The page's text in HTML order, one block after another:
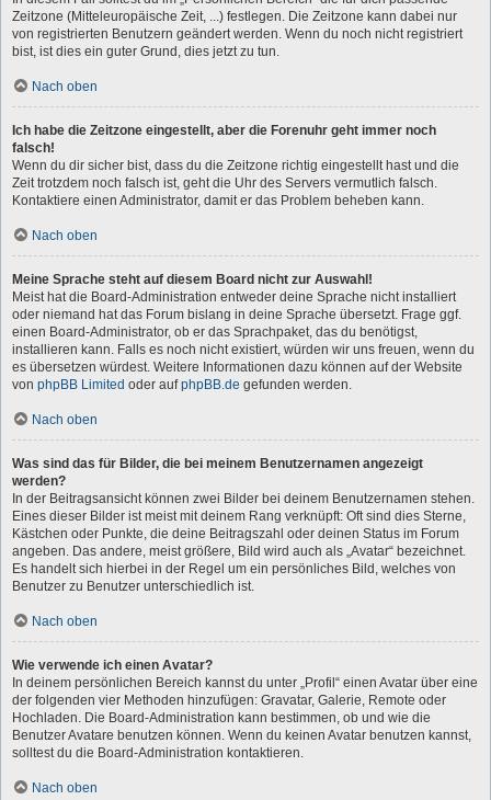
Zeitzone (Mitteleuropäische Zeit, ...) festlegen. Die Zeitzone kann dabei nur
von registrierten Benutzern geändert werden. Wenn du noch nicht registriert
bist, ist dies ein guter Grund, dies jetzt zu tun.
Nach oben
Ich habe die Zeitzone eingestellt, aber die Forenuhr geht immer noch
falsch!
Wenn du dir sicher bist, dass du die Zeitzone richtig eingestellt hast und die
Zeit trotzdem noch falsch ist, geht die Uhr des Servers vermutlich falsch.
Kontaktiere einen Administrator, damit er das Problem beheben kann.
Nach oben
Meine Sprache steht auf diesem Board nicht zur Auswahl!
Meist hat die Board-Administration entweder deine Sprache nicht installiert
oder niemand hat das Forum bislang in deine Sprache übersetzt. Frage ggf.
einen Board-Administrator, ob er das Sprachpaket, das du benötigst,
installieren kann. Falls es noch nicht existiert, würden wir uns freuen, wenn du
es übersetzen würdest. Weitere Informationen dazu können auf der Website
von phpBB Limited oder aufphpBB.de gefunden werden.
Nach oben
Was sind das für Bilder, die bei meinem Benutzernamen angezeigt
werden?
In der Beitragsansicht können zwei Bilder bei deinem Benutzernamen stehen.
Eines dieser Bilder ist meist mit deinem Rang verknüpft: Oft sind dies Sterne,
Kästchen oder Punkte, die deine Beitragszahl oder deinen Status im Forum
angeben. Das andere, meist größere, Bild wird auch als „Avatar“ bezeichnet.
Es handelt sich hierbei in der Regel um ein persönliches Bild, welches von
Benutzer zu Benutzer unterschiedlich ist.
Nach oben
Wie verwende ich einen Avatar?
In deinem persönlichen Bereich kannst du unter „Profil“ einen Avatar über eine
der folgenden vier Methoden hinzufügen: Gravatar, Galerie, Remote oder
Hochladen. Die Board-Administration kann bestimmen, ob und wie die
Benutzer Avatare benutzen können. Wenn du keinen Avatar benutzen kannst,
solltest du die Board-Administration kontaktieren.
Nach oben